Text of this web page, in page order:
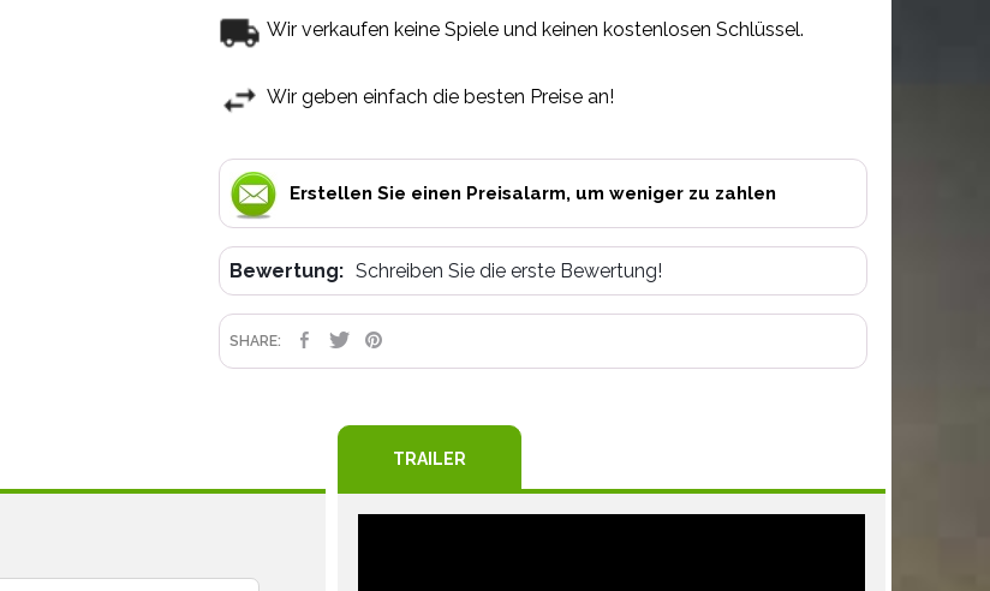
Wir verkaufen keine Spiele und keinen kostenlosen Schlüssel.
Wir geben einfach die besten Preise an!
Erstellen Sie einen Preisalarm, um weniger zu zahlen
Bewertung: Schreiben Sie die erste Bewertung!
SHARE: TEILENTWEET
TRAILER